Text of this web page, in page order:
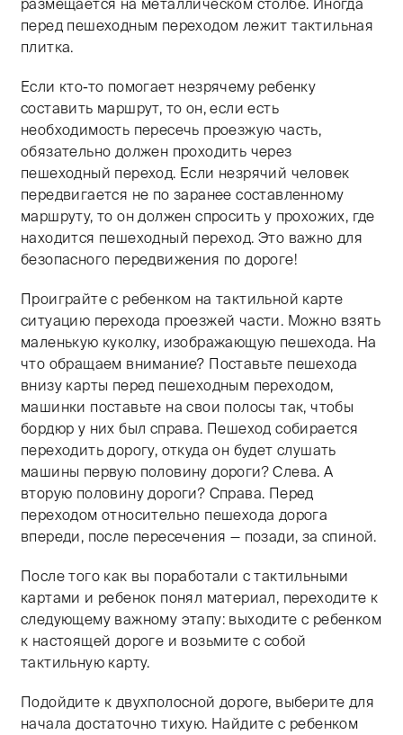
размещается на металлическом столбе. Иногда
перед пешеходным переходом лежит тактильная
плитка.
Если кто-то помогает незрячему ребенку
составить маршрут, то он, если есть
необходимость пересечь проезжую часть,
обязательно должен проходить через
пешеходный переход. Если незрячий человек
передвигается не по заранее составленному
маршруту, то он должен спросить у прохожих, где
находится пешеходный переход. Это важно для
безопасного передвижения по дороге!
Проиграйте с ребенком на тактильной карте
ситуацию перехода проезжей части. Можно взять
маленькую куколку, изображающую пешехода. На
что обращаем внимание? Поставьте пешехода
внизу карты перед пешеходным переходом,
машинки поставьте на свои полосы так, чтобы
бордюр у них был справа. Пешеход собирается
переходить дорогу, откуда он будет слушать
машины первую половину дороги? Слева. А
вторую половину дороги? Справа. Перед
переходом относительно пешехода дорога
впереди, после пересечения — позади, за спиной.
После того как вы поработали с тактильными
картами и ребенок понял материал, переходите к
следующему важному этапу: выходите с ребенком
к настоящей дороге и возьмите с собой
тактильную карту.
Подойдите к двухполосной дороге, выберите для
начала достаточно тихую. Найдите с ребенком